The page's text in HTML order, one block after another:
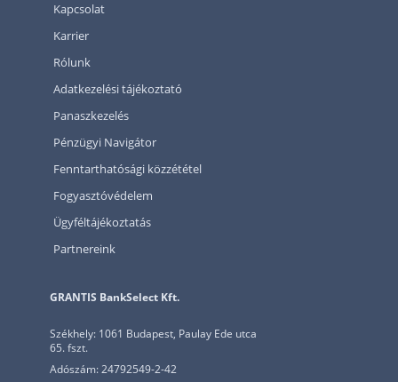
Kapcsolat
Karrier
Rólunk
Adatkezelési tájékoztató
Panaszkezelés
Pénzügyi Navigátor
Fenntarthatósági közzététel
Fogyasztóvédelem
Ügyféltájékoztatás
Partnereink
GRANTIS BankSelect Kft.
Székhely: 1061 Budapest, Paulay Ede utca
65. fszt.
Adószám: 24792549-2-42